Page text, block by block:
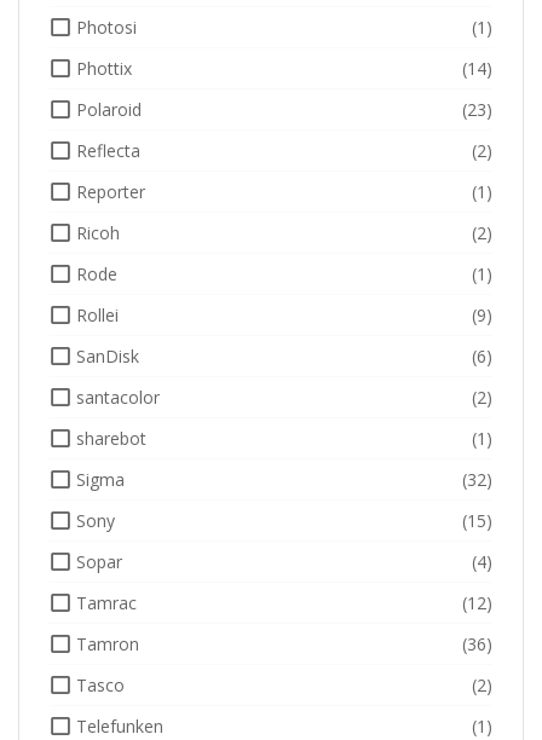
Photosi
(1)
Phottix
(14)
Polaroid
(23)
Reflecta
(2)
Reporter
(1)
Ricoh
(2)
Rode
(1)
Rollei
(9)
SanDisk
(6)
santacolor
(2)
sharebot
(1)
Sigma
(32)
Sony
(15)
Sopar
(4)
Tamrac
(12)
Tamron
(36)
Tasco
(2)
Telefunken
(1)